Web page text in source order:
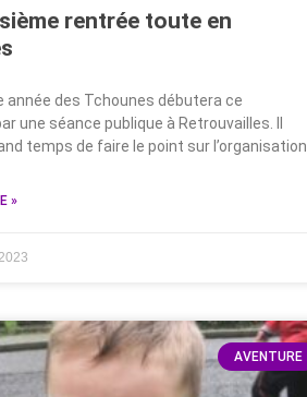
rentrée toute en
année des Tchounes débutera ce
une séance publique à Retrouvailles. Il
temps de faire le point sur l’organisation
»
AVENTURE